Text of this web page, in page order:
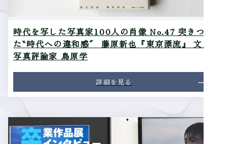
時代を写した写真家100人の肖像 No.47 突きつけ
た‶時代への違和感″ 藤原新也『東京漂流』 文／
写真評論家 鳥原学
詳細を見る